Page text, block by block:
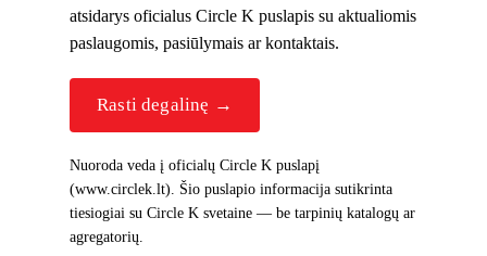
atsidarys oficialus Circle K puslapis su aktualiomis
paslaugomis, pasiūlymais ar kontaktais.
Rasti degalinę →
Nuoroda veda į oficialų Circle K puslapį
(www.circlek.lt). Šio puslapio informacija sutikrinta
tiesiogiai su Circle K svetaine — be tarpinių katalogų ar
agregatorių.